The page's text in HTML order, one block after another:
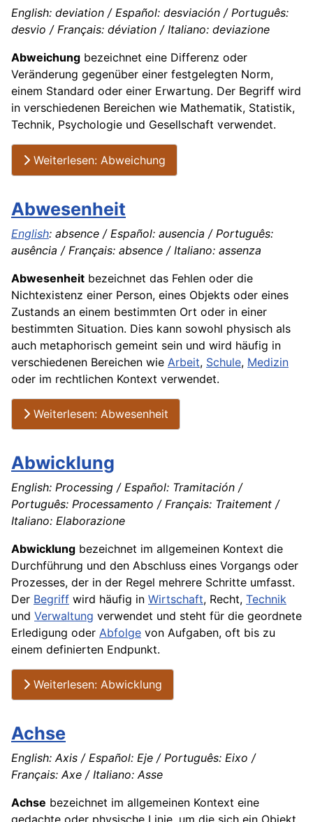
English: deviation / Español: desviación / Português:
desvio / Français: déviation / Italiano: deviazione
Abweichung bezeichnet eine Differenz oder
Veränderung gegenüber einer festgelegten Norm,
einem Standard oder einer Erwartung. Der Begriff wird
in verschiedenen Bereichen wie Mathematik, Statistik,
Technik, Psychologie und Gesellschaft verwendet.
Weiterlesen: Abweichung
Abwesenheit
English: absence / Español: ausencia / Português:
ausência / Français: absence / Italiano: assenza
Abwesenheit bezeichnet das Fehlen oder die
Nichtexistenz einer Person, eines Objekts oder eines
Zustands an einem bestimmten Ort oder in einer
bestimmten Situation. Dies kann sowohl physisch als
auch metaphorisch gemeint sein und wird häufig in
verschiedenen Bereichen wie Arbeit, Schule, Medizin
oder im rechtlichen Kontext verwendet.
Weiterlesen: Abwesenheit
Abwicklung
English: Processing / Español: Tramitación /
Português: Processamento / Français: Traitement /
Italiano: Elaborazione
Abwicklung bezeichnet im allgemeinen Kontext die
Durchführung und den Abschluss eines Vorgangs oder
Prozesses, der in der Regel mehrere Schritte umfasst.
Der Begriff wird häufig in Wirtschaft, Recht, Technik
und Verwaltung verwendet und steht für die geordnete
Erledigung oder Abfolge von Aufgaben, oft bis zu
einem definierten Endpunkt.
Weiterlesen: Abwicklung
Achse
English: Axis / Español: Eje / Português: Eixo /
Français: Axe / Italiano: Asse
Achse bezeichnet im allgemeinen Kontext eine
gedachte oder physische Linie, um die sich ein Objekt